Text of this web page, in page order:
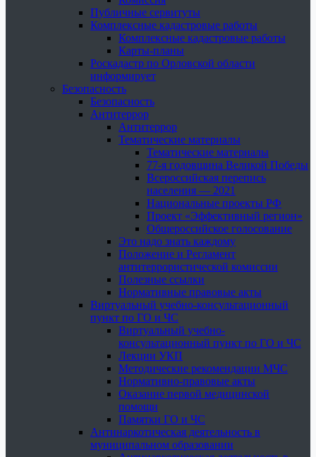
Публичные сервитуты
Комплексные кадастровые работы
Комплексные кадастровые работы
Карты-планы
Роскадастр по Орловской области
информирует
Безопасность
Безопасность
Антитеррор
Антитеррор
Тематические материалы
Тематические материалы
77-я годовщина Великой Победы
Всероссийская перепись
населения — 2021
Национальные проекты РФ
Проект «Эффективный регион»
Общероссийское голосование
Это надо знать каждому
Положение и Регламент
антитеррористической комиссии
Полезные ссылки
Нормативные правовые акты
Виртуальный учебно-консультационный
пункт по ГО и ЧС
Виртуальный учебно-
консультационный пункт по ГО и ЧС
Лекции УКП
Методические рекомендации МЧС
Нормативно-правовые акты
Оказание первой медицинской
помощи
Памятки ГО и ЧС
Антинаркотическая деятельность в
муниципальном образовании